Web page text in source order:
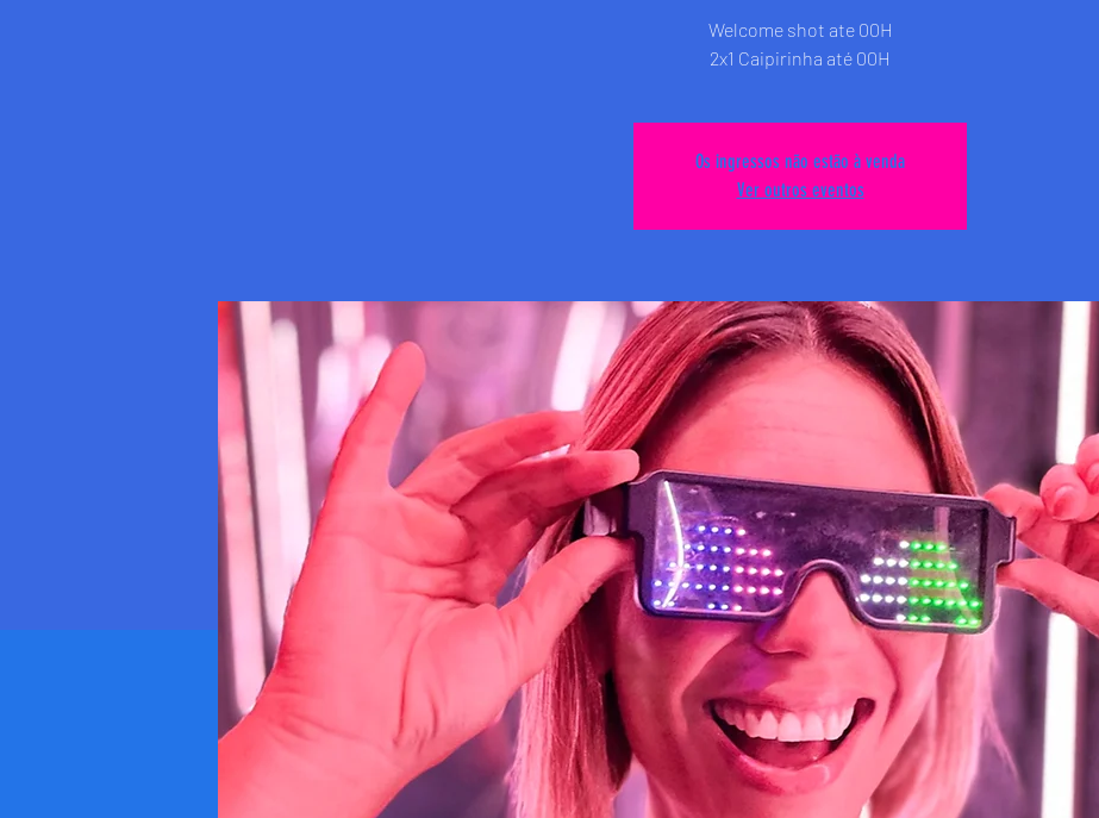
Welcome shot ate 00H
2x1 Caipirinha até 00H
Os ingressos não estão à venda
Ver outros eventos